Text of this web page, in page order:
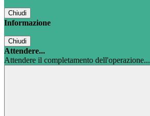
Chiudi
Informazione
Chiudi
Attendere...
Attendere il completamento dell'operazione...